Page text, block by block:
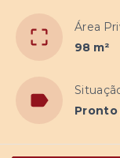
Área
98 m²
Pronto